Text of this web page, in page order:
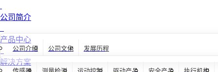
公司简介
公司介绍 公司文化 发展历程
产品中心
解决方案